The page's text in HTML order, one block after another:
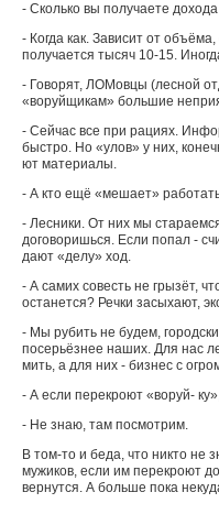
- Сколько вы получаете
- Когда как. Зависит от
получается тысяч 10-15.
- Говорят, ЛОМовцы (лес­ной
«воруйщикам» большие
- Сейчас все при рациях.
быстро. Но «улов» у них,
ют материалы.
- А кто ещё «мешает»
- Лесники. От них мы
договоришься. Если попал -
дают «делу» ход.
- А самих совесть не гры­зёт,
останется? Речки за­сыхают,
- Мы рубить не будем,
посерьёзнее на­ших. Для нас
мить, а для них - бизнес с
- А если перекроют «воруй-
- Не знаю, там посмотрим.
В том-то и беда, что никто не
мужиков, если им перекроют
вернутся. А больше пока